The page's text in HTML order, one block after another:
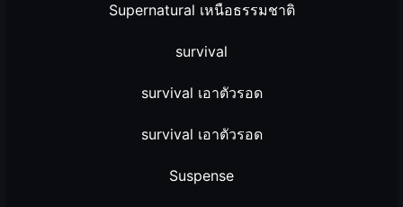
Supernatural เหนือธรรมชาติ
survival
survival เอาตัวรอด
survival เอาตัวรอด
Suspense